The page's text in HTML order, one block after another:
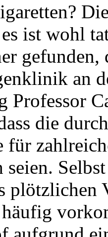
ist wohl
gefunden,
an
Professor
die
für
plötzlichen